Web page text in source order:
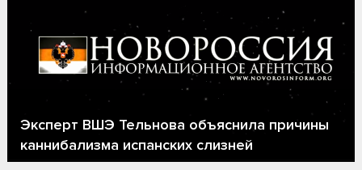
Эксперт ВШЭ Тельнова объяснила причины
каннибализма испанских слизней